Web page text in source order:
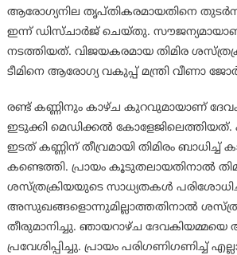
ആരോഗ്യനില തൃപ്തികരമായതിനെ
ഇന്ന് ഡിസ്ചാര്‍ജ് ചെയ്തു.
നടത്തിയത്. വിജയകരമായ തിമിര
ടീമിനെ ആരോഗ്യ വകുപ്പ് മന്ത്രി വീണാ
രണ്ട് കണ്ണിനും കാഴ്ച കുറവുമായാണ്
ഇടുക്കി മെഡിക്കല്‍
ഇടത് കണ്ണിന് തീവ്രമായി തിമിരം ബാധിച്ച്
കണ്ടെത്തി. പ്രായം കൂടുതലായതിനാല്‍
ശസ്ത്രക്രിയയുടെ സാധ്യതകള്‍
അസുഖങ്ങളൊന്നുമില്ലാത്തതിനാല്‍
തീരുമാനിച്ചു. ഞായറാഴ്ച
പ്രവേശിപ്പിച്ചു. പ്രായം പരിഗണിഗണിച്ച്